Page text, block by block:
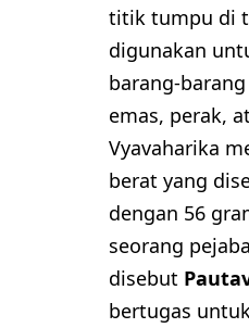
titik tumpu di
digunakan
barang-
emas, perak,
Vyavaharika
berat yang
dengan 56
seorang
disebut
bertugas